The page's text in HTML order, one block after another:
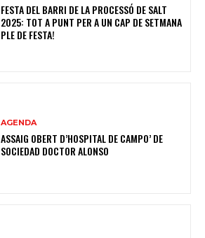
FESTA DEL BARRI DE LA PROCESSÓ DE SALT
2025: TOT A PUNT PER A UN CAP DE SETMANA
PLE DE FESTA!
AGENDA
ASSAIG OBERT D’HOSPITAL DE CAMPO’ DE
SOCIEDAD DOCTOR ALONSO